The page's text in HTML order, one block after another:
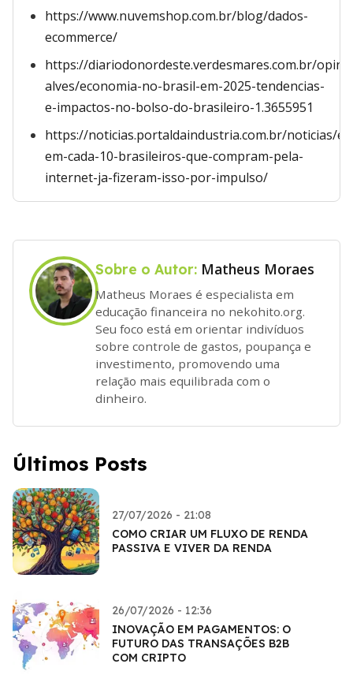
https://www.nuvemshop.com.br/blog/dados-
ecommerce/
https://diariodonordeste.verdesmares.com.br/
alves/economia-no-brasil-em-2025-tendencias-
e-impactos-no-bolso-do-brasileiro-1.3655951
https://noticias.portaldaindustria.com.br/noticias/
em-cada-10-brasileiros-que-compram-pela-
internet-ja-fizeram-isso-por-impulso/
Sobre o Autor: Matheus Moraes
Matheus Moraes é especialista em
educação financeira no nekohito.org.
Seu foco está em orientar indivíduos
sobre controle de gastos, poupança e
investimento, promovendo uma
relação mais equilibrada com o
dinheiro.
Últimos Posts
27/07/2026 - 21:08
COMO CRIAR UM FLUXO DE RENDA
PASSIVA E VIVER DA RENDA
26/07/2026 - 12:36
INOVAÇÃO EM PAGAMENTOS: O
FUTURO DAS TRANSAÇÕES B2B
COM CRIPTO